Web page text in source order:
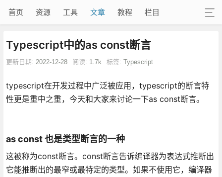
首页 资源 工具 文章 教程 栏目
Typescript中的as const断言
更新日期: 2022-12-28 阅读: 1.7k 标签: Typescript
typescript在开发过程中广泛被应用，typescript的断言特
性更是重中之重，今天和大家来讨论一下as const断言。
as const 也是类型断言的一种
这被称为const断言。const断言告诉编译器为表达式推断出
它能推断出的最窄或最特定的类型。如果不使用它，编译器